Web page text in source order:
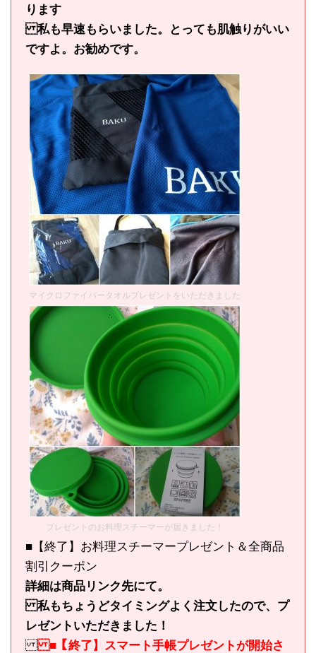
ります
私も早速もらいました。とっても肌触りがいい
ですよ。お勧めです。
マイクロファイバータオルプレゼントをいただきました
プレゼントのお料理スチーマーが届きました！
■【終了】お料理スチーマープレゼント＆全商品
割引クーポン
詳細は商品リンク先にて。
私もちょうどタイミングよく注文したので、プ
レゼントいただきました！
■【終了】スマート手帳プレゼントが開始さ